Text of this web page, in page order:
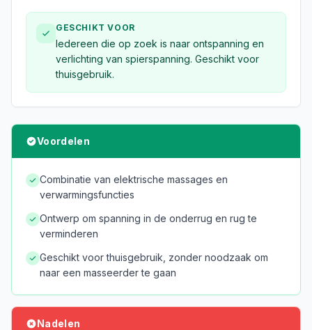
GESCHIKT VOOR
Iedereen die op zoek is naar ontspanning en
verlichting van spierspanning. Geschikt voor
thuisgebruik.
Voordelen
Combinatie van elektrische massages en
verwarmingsfuncties
Ontwerp om spanning in de onderrug en rug te
verminderen
Geschikt voor thuisgebruik, zonder noodzaak om
naar een masseerder te gaan
Nadelen